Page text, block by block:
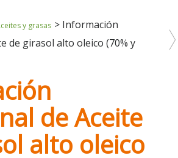
y grasas > Información
de girasol alto oleico (70% y
de Aceite
alto oleico